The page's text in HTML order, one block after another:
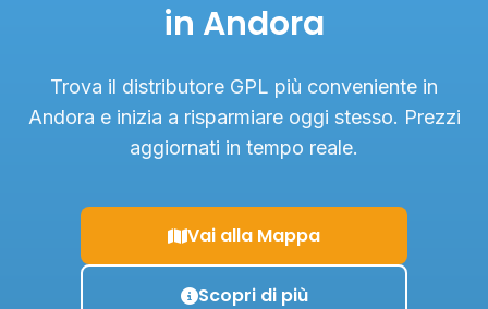
in Andora
Trova il distributore GPL più conveniente in
Andora e inizia a risparmiare oggi stesso. Prezzi
aggiornati in tempo reale.
Vai alla Mappa
Scopri di più